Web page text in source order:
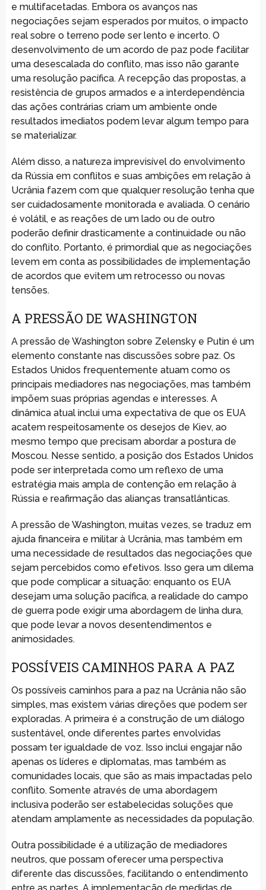
e multifacetadas. Embora os avanços nas
negociações sejam esperados por muitos, o impacto
real sobre o terreno pode ser lento e incerto. O
desenvolvimento de um acordo de paz pode facilitar
uma desescalada do conflito, mas isso não garante
uma resolução pacífica. A recepção das propostas, a
resistência de grupos armados e a interdependência
das ações contrárias criam um ambiente onde
resultados imediatos podem levar algum tempo para
se materializar.
Além disso, a natureza imprevisível do envolvimento
da Rússia em conflitos e suas ambições em relação à
Ucrânia fazem com que qualquer resolução tenha que
ser cuidadosamente monitorada e avaliada. O cenário
é volátil, e as reações de um lado ou de outro
poderão definir drasticamente a continuidade ou não
do conflito. Portanto, é primordial que as negociações
levem em conta as possibilidades de implementação
de acordos que evitem um retrocesso ou novas
tensões.
A PRESSÃO DE WASHINGTON
A pressão de Washington sobre Zelensky e Putin é um
elemento constante nas discussões sobre paz. Os
Estados Unidos frequentemente atuam como os
principais mediadores nas negociações, mas também
impõem suas próprias agendas e interesses. A
dinâmica atual inclui uma expectativa de que os EUA
acatem respeitosamente os desejos de Kiev, ao
mesmo tempo que precisam abordar a postura de
Moscou. Nesse sentido, a posição dos Estados Unidos
pode ser interpretada como um reflexo de uma
estratégia mais ampla de contenção em relação à
Rússia e reafirmação das alianças transatlânticas.
A pressão de Washington, muitas vezes, se traduz em
ajuda financeira e militar à Ucrânia, mas também em
uma necessidade de resultados das negociações que
sejam percebidos como efetivos. Isso gera um dilema
que pode complicar a situação: enquanto os EUA
desejam uma solução pacífica, a realidade do campo
de guerra pode exigir uma abordagem de linha dura,
que pode levar a novos desentendimentos e
animosidades.
POSSÍVEIS CAMINHOS PARA A PAZ
Os possíveis caminhos para a paz na Ucrânia não são
simples, mas existem várias direções que podem ser
exploradas. A primeira é a construção de um diálogo
sustentável, onde diferentes partes envolvidas
possam ter igualdade de voz. Isso inclui engajar não
apenas os líderes e diplomatas, mas também as
comunidades locais, que são as mais impactadas pelo
conflito. Somente através de uma abordagem
inclusiva poderão ser estabelecidas soluções que
atendam amplamente as necessidades da população.
Outra possibilidade é a utilização de mediadores
neutros, que possam oferecer uma perspectiva
diferente das discussões, facilitando o entendimento
entre as partes. A implementação de medidas de